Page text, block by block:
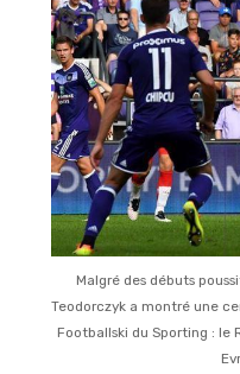
Malgré des débuts
Teodorczyk a montré une
Footballski du Sporting : le